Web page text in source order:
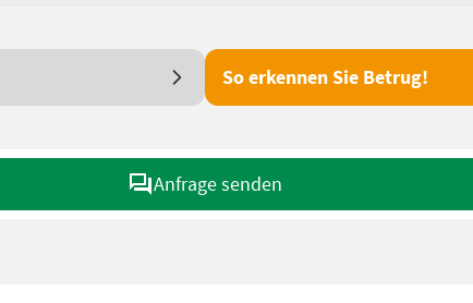
So erkennen Sie Betrug!
Anfrage senden